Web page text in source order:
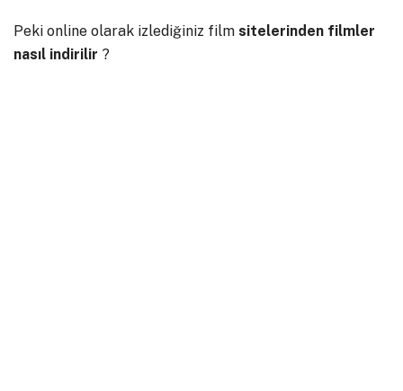
Peki online olarak izlediğiniz film sitelerinden filmler
nasıl indirilir ?